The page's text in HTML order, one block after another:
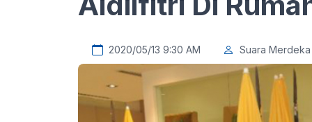
2020/05/13 9:30 AM Suara Merdeka